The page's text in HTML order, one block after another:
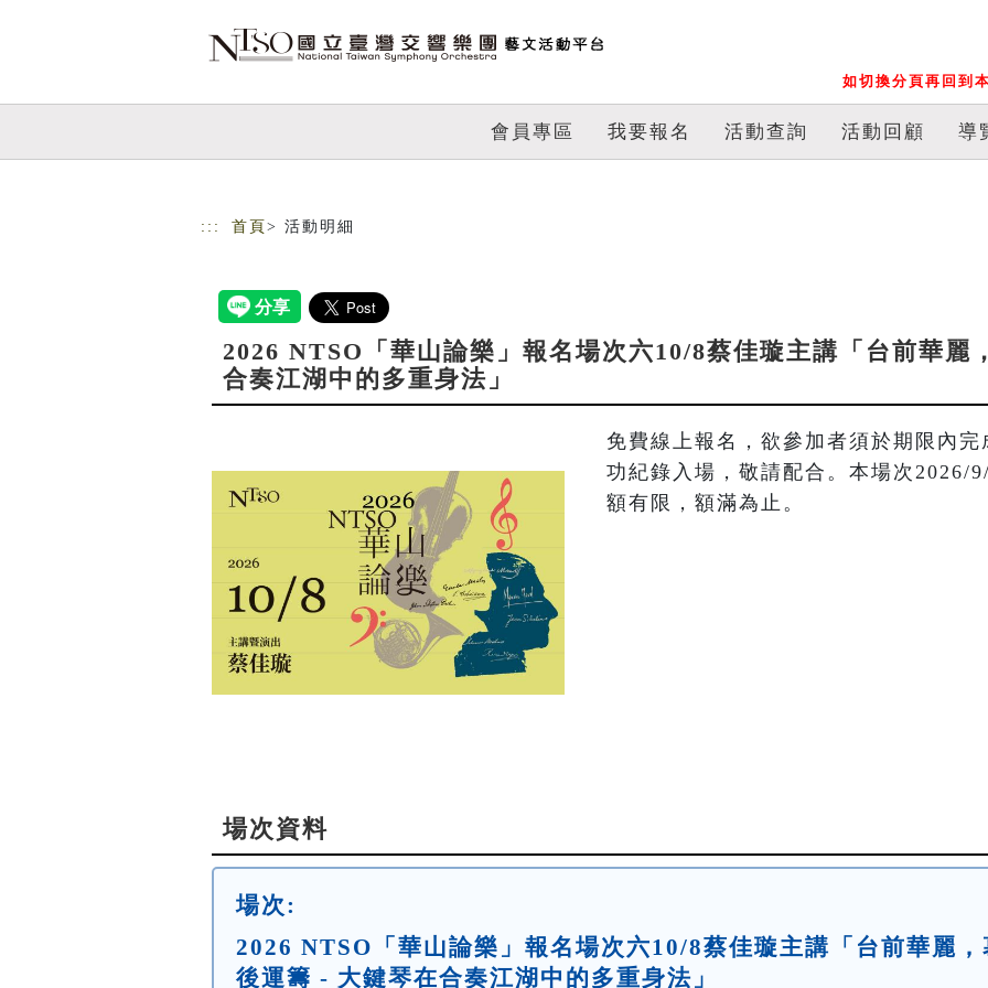
如切換分頁再回到
會員專區 我要報名 活動查詢 活動回顧 導
::: 首頁 > 活動明細
2026 NTSO「華山論樂」報名場次六10/8蔡佳璇主講「台前華麗
合奏江湖中的多重身法」
免費線上報名，欲參加者須於期限內
功紀錄入場，敬請配合。本場次2026/
額有限，額滿為止。
場次資料
場次:
2026 NTSO「華山論樂」報名場次六10/8蔡佳璇主講「台前華麗，
後運籌 - 大鍵琴在合奏江湖中的多重身法」